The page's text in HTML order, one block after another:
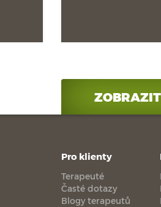
Pro klienty
Terapeuté
Časté dotazy
Blogy terapeutů